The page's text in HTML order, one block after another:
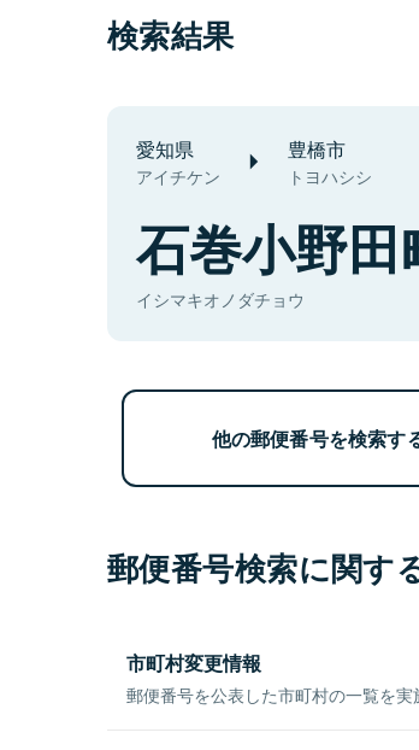
検索結果
愛知県
アイチケン
豊橋市
トヨハシシ
石巻小野田
イシマキオノダチョウ
他の郵便番号を検索す
郵便番号検索に関す
市町村変更情報
郵便番号を公表した市町村の一覧を実